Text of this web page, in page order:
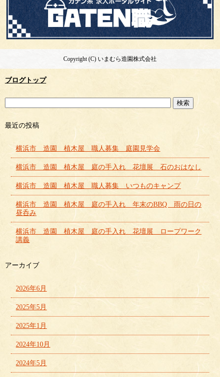
Copyright (C) いまむら造園株式会社
ブログトップ
最近の投稿
横浜市 造園 植木屋 職人募集 庭園見学会
横浜市 造園 植木屋 庭の手入れ 花壇展 石のおはなし
横浜市 造園 植木屋 職人募集 いつものキャンプ
横浜市 造園 植木屋 庭の手入れ 年末のBBQ 雨の日の
昼呑み
横浜市 造園 植木屋 庭の手入れ 花壇展 ロープワーク
講義
アーカイブ
2026年6月
2025年5月
2025年1月
2024年10月
2024年5月